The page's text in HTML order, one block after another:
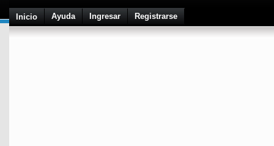
Inicio Ayuda Ingresar Registrarse